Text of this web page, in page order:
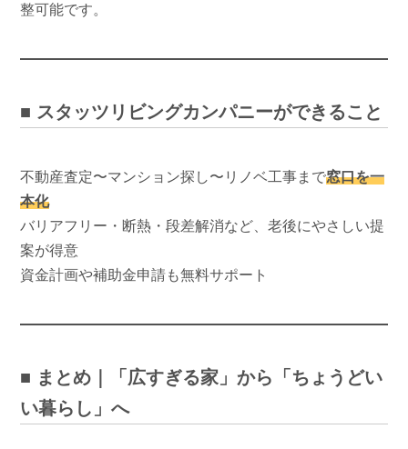
整可能です。
■ スタッツリビングカンパニーができること
不動産査定〜マンション探し〜リノベ工事まで窓口を一
本化
バリアフリー・断熱・段差解消など、老後にやさしい提
案が得意
資金計画や補助金申請も無料サポート
■ まとめ｜「広すぎる家」から「ちょうどい
い暮らし」へ